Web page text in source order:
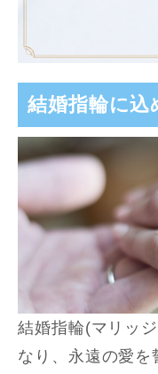
結婚指輪に
結婚指輪(マリッ
なり、永遠の愛